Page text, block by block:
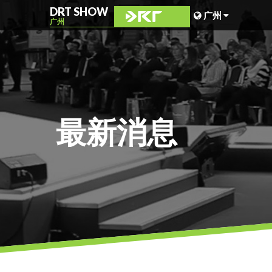
DRT SHOW
广州
广州
马来西亚
上海
台湾
印尼
北京
菲律宾
香港
最新消息